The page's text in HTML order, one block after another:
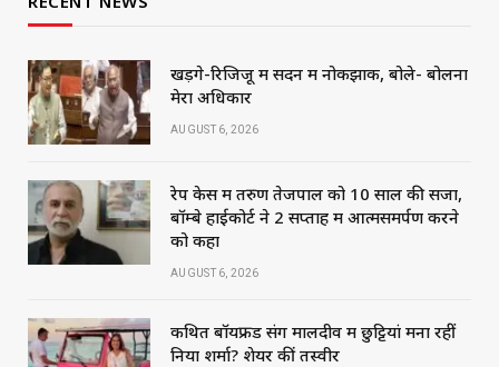
खड़गे-रिजिजू में सदन में नोकझोंक, बोले- बोलना
मेरा अधिकार
AUGUST 6, 2026
रेप केस में तरुण तेजपाल को 10 साल की सजा,
बॉम्बे हाईकोर्ट ने 2 सप्ताह में आत्मसमर्पण करने
को कहा
AUGUST 6, 2026
कथित बॉयफ्रेंड संग मालदीव में छुट्टियां मना रहीं
निया शर्मा? शेयर कीं तस्वीरें